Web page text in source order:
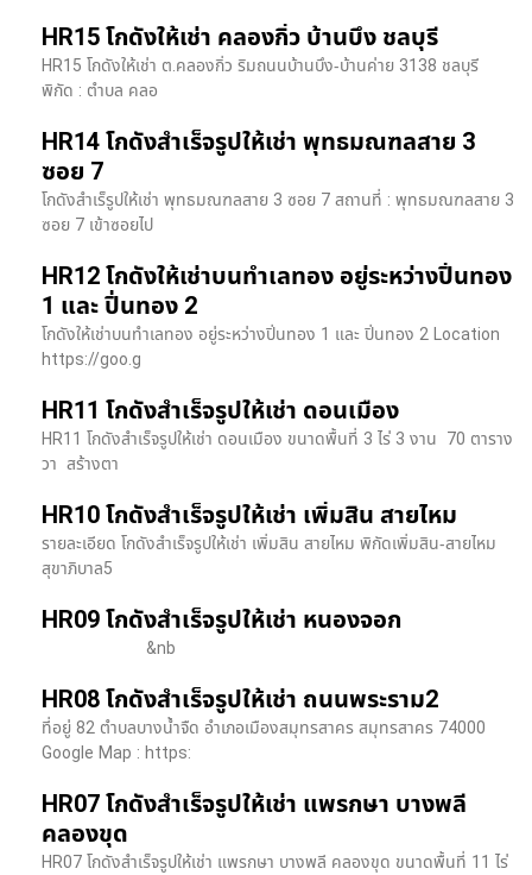
HR15 โกดังให้เช่า คลองกิ่ว บ้านบึง ชลบุรี
HR15 โกดังให้เช่า ต.คลองกิ่ว ริมถนนบ้านบึง-บ้านค่าย 3138 ชลบุรี
พิกัด : ตำบล คลอ
HR14 โกดังสำเร็จรูปให้เช่า พุทธมณฑลสาย 3
ซอย 7
โกดังสำเร็รูปให้เช่า พุทธมณฑลสาย 3 ซอย 7 สถานที่ : พุทธมณฑลสาย 3
ซอย 7 เข้าซอยไป
HR12 โกดังให้เช่าบนทำเลทอง อยู่ระหว่างปิ่นทอง
1 และ ปิ่นทอง 2
โกดังให้เช่าบนทำเลทอง อยู่ระหว่างปิ่นทอง 1 และ ปิ่นทอง 2 Location
https://goo.g
HR11 โกดังสำเร็จรูปให้เช่า ดอนเมือง
HR11 โกดังสำเร็จรูปให้เช่า ดอนเมือง ขนาดพื้นที่ 3 ไร่ 3 งาน 70 ตาราง
วา สร้างตา
HR10 โกดังสำเร็จรูปให้เช่า เพิ่มสิน สายไหม
รายละเอียด โกดังสำเร็จรูปให้เช่า เพิ่มสิน สายไหม พิกัดเพิ่มสิน-สายไหม
สุขาภิบาล5
HR09 โกดังสำเร็จรูปให้เช่า หนองจอก
&nb
HR08 โกดังสำเร็จรูปให้เช่า ถนนพระราม2
ที่อยู่ 82 ตำบลบางน้ำจืด อำเภอเมืองสมุทรสาคร สมุทรสาคร 74000
Google Map : https:
HR07 โกดังสำเร็จรูปให้เช่า แพรกษา บางพลี​
คลองขุด
HR07 โกดังสำเร็จรูปให้เช่า แพรกษา บางพลี​ คลองขุด ขนาดพื้นที่ 11 ไร่